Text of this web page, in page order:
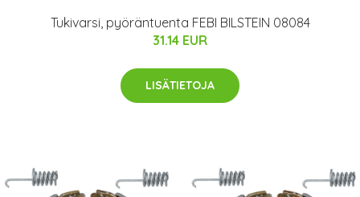
Tukivarsi, pyöräntuenta FEBI BILSTEIN 08084
31.14 EUR
LISÄTIETOJA